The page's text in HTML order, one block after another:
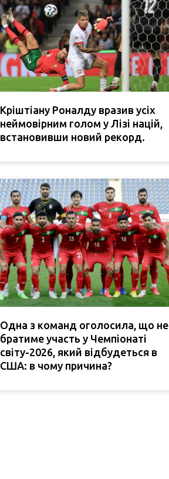
Кріштіану Роналду вразив усіх
неймовірним голом у Лізі націй,
встановивши новий рекорд.
Одна з команд оголосила, що не
братиме участь у Чемпіонаті
світу-2026, який відбудеться в
США: в чому причина?